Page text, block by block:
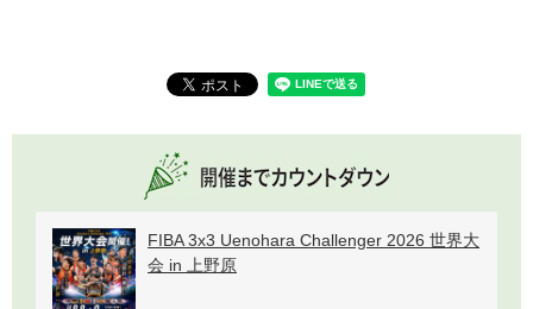
FIBA 3x3 Uenohara Challenger 2026 世界大
会 in 上野原